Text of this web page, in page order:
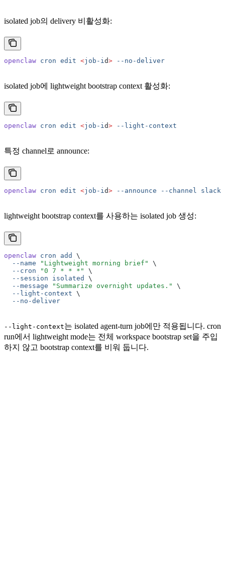
isolated job의 delivery 비활성화:
openclaw cron edit <job-id> --no-deliver
isolated job에 lightweight bootstrap context 활성화:
openclaw cron edit <job-id> --light-context
특정 channel로 announce:
openclaw cron edit <job-id> --announce --channel slack
lightweight bootstrap context를 사용하는 isolated job 생성:
openclaw cron add
\
  --name
"Lightweight morning brief"
\
  --cron
"0 7 * * *"
\
  --session
isolated
\
  --message
"Summarize overnight updates."
\
  --light-context
\
  --no-deliver
--light-context는 isolated agent-turn job에만 적용됩니다. cron
run에서 lightweight mode는 전체 workspace bootstrap set을 주입
하지 않고 bootstrap context를 비워 둡니다.